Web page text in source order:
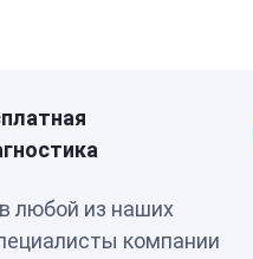
любой из наших
компании